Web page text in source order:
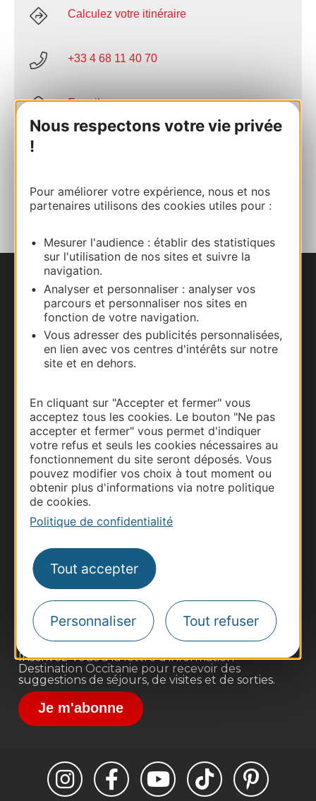
Nous respectons votre vie privée
!
Pour améliorer votre expérience, nous et nos
partenaires utilisons des cookies utiles pour :
Mesurer l'audience : établir des statistiques
sur l'utilisation de nos sites et suivre la
navigation.
Analyser et personnaliser : analyser vos
parcours et personnaliser nos sites en
fonction de votre navigation.
Vous adresser des publicités personnalisées,
en lien avec vos centres d'intérêts sur notre
site et en dehors.
En cliquant sur "Accepter et fermer" vous
acceptez tous les cookies. Le bouton "Ne pas
accepter et fermer" vous permet d'indiquer
votre refus et seuls les cookies nécessaires au
fonctionnement du site seront déposés. Vous
pouvez modifier vos choix à tout moment ou
obtenir plus d'informations via notre politique
de cookies.
Politique de confidentialité
Tout accepter
Personnaliser Tout refuser
Calculez votre itinéraire
+33 4 68 11 40 70
E-mail
AJOUTER
AU CARNET
Nous contacter
Carte interactive
Documentation
Thermalisme
Business/Mice
Pros d'Occitanie
Site presse et d'influence
Voyagistes
Destination Sport
Inscrivez-vous à la lettre d'information
Destination Occitanie pour recevoir des
suggestions de séjours, de visites et de sorties.
Je m'abonne